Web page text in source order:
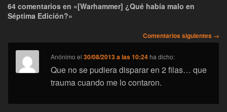
64 comentarios en «[Warhammer] ¿Qué había malo en
Séptima Edición?»
de
comentarios
Comentarios siguientes →
Anónimo el30/08/2013 a las 10:24 ha dicho:
Que no se pudiera disparar en 2 filas… que
trauma cuando me lo contaron.